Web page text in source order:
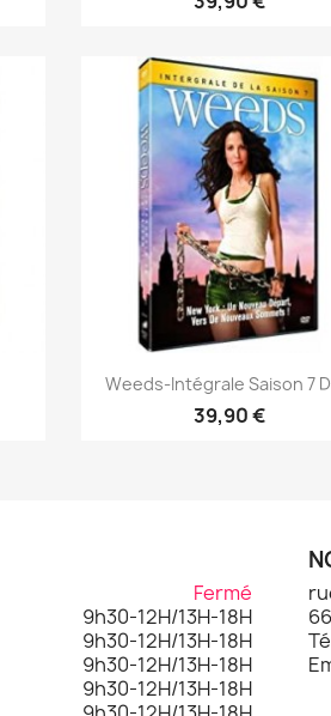
Aperçu rapide
Weeds-Intégrale Saison 7
39,90 €
Fermé
9h30-12H/13H-18H
9h30-12H/13H-18H
9h30-12H/13H-18H
9h30-12H/13H-18H